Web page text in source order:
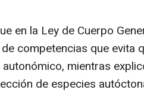
en la Ley de Cuerpo
competencias que evita
mientras
de especies